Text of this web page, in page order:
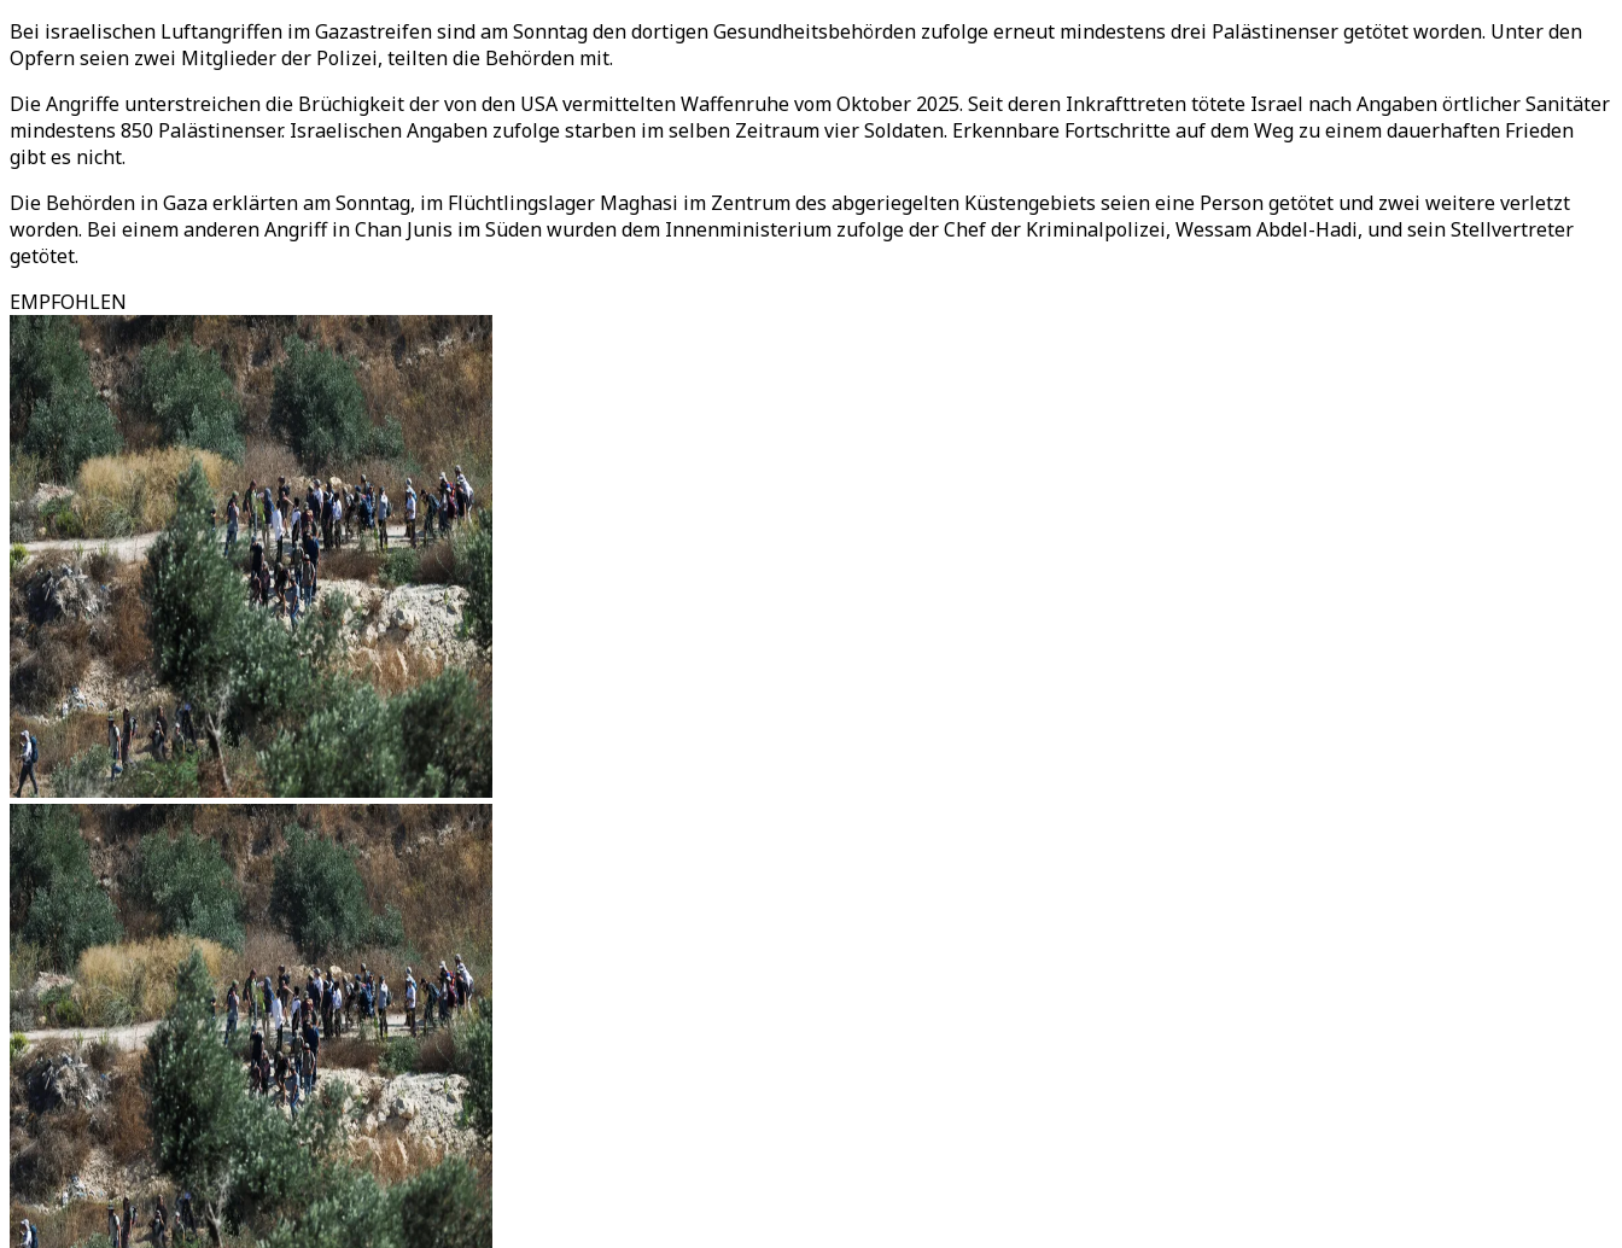
Bei israelischen Luftangriffen im Gazastreifen sind am Sonntag den dortigen Gesundheitsbehörden zufolge erneut mindestens drei Palästinenser getötet worden. Unter den
Opfern seien zwei Mitglieder der Polizei, teilten die Behörden mit.
Die Angriffe unterstreichen die Brüchigkeit der von den USA vermittelten Waffenruhe vom Oktober 2025. Seit deren Inkrafttreten tötete Israel nach Angaben örtlicher Sanitäter
mindestens 850 Palästinenser. Israelischen Angaben zufolge starben im selben Zeitraum vier Soldaten. Erkennbare Fortschritte auf dem Weg zu einem dauerhaften Frieden
gibt es nicht.
Die Behörden in Gaza erklärten am Sonntag, im Flüchtlingslager Maghasi im Zentrum des abgeriegelten Küstengebiets seien eine Person getötet und zwei weitere verletzt
worden. Bei einem anderen Angriff in Chan Junis im Süden wurden dem Innenministerium zufolge der Chef der Kriminalpolizei, Wessam Abdel-Hadi, und sein Stellvertreter
getötet.
EMPFOHLEN